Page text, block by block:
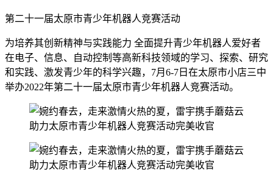
第二十一届太原市青少年机器人竞赛活动
为培养其创新精神与实践能力 全面提升青少年机器人爱好者
在电子、信息、自动控制等高新科技领域的学习、探索、研究
和实践、激发青少年的科学兴趣，7月6-7日在太原市小店三中
举办2022年第二十一届太原市青少年机器人竞赛活动。